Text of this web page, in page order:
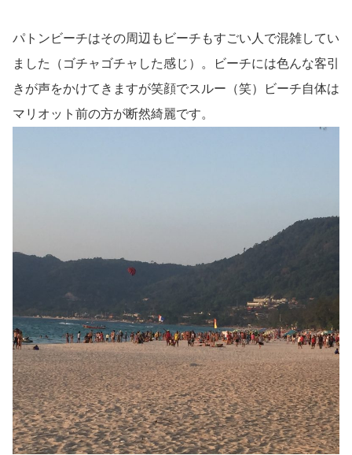
パトンビーチはその周辺もビーチもすごい人で混雑してい
ました（ゴチャゴチャした感じ）。ビーチには色んな客引
きが声をかけてきますが笑顔でスルー（笑）ビーチ自体は
マリオット前の方が断然綺麗です。